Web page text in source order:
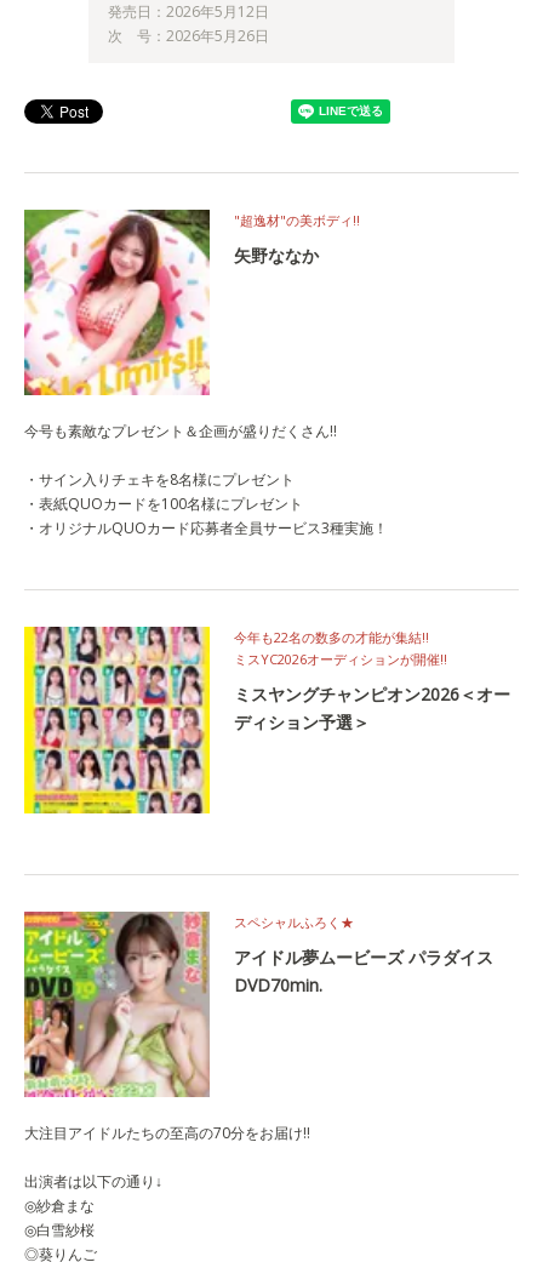
発売日：2026年5月12日
次 号：2026年5月26日
"超逸材"の美ボディ‼
矢野ななか
今号も素敵なプレゼント＆企画が盛りだくさん!!
・サイン入りチェキを8名様にプレゼント
・表紙QUOカードを100名様にプレゼント
・オリジナルQUOカード応募者全員サービス3種実施！
今年も22名の数多の才能が集結‼
ミスYC2026オーディションが開催‼
ミスヤングチャンピオン2026＜オー
ディション予選＞
スペシャルふろく★
アイドル夢ムービーズ パラダイス
DVD70min.
大注目アイドルたちの至高の70分をお届け‼
出演者は以下の通り↓
◎紗倉まな
◎白雪紗桜
◎葵りんご